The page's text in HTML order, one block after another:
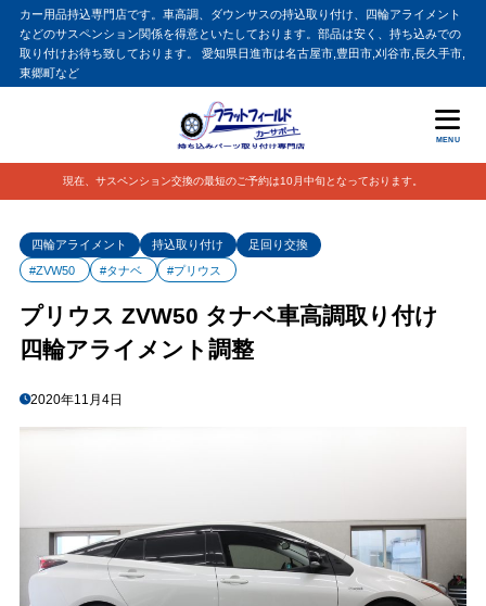
カー用品持込専門店です。車高調、ダウンサスの持込取り付け、四輪アライメント
などのサスペンション関係を得意といたしております。部品は安く、持ち込みでの
取り付けお待ち致しております。 愛知県日進市は名古屋市,豊田市,刈谷市,長久手市,
東郷町など
MENU
現在、サスペンション交換の最短のご予約は10月中旬となっております。
四輪アライメント 持込取り付け
足回り交換
#ZVW50
#タナベ #プリウス
プリウス ZVW50 タナベ車高調取り付け
四輪アライメント調整
2020年11月4日